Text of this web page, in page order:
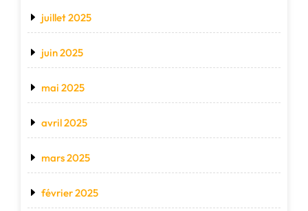
juillet 2025
juin 2025
mai 2025
avril 2025
mars 2025
février 2025